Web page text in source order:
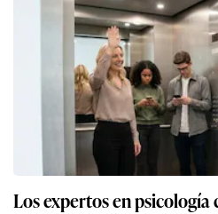
Los expertos en